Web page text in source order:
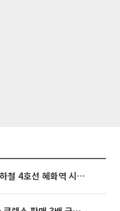
전장연, 오늘(10일) 서울 지하철 4호선 혜화역 시위…1호선 용산역 무정차